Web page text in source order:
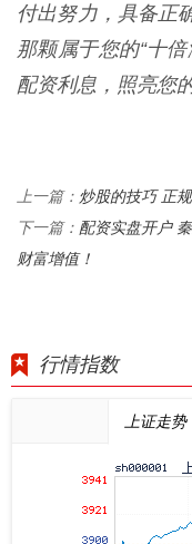
付出努力，具备正
那颗属于您的“十
配资利息，照亮您
上一篇： 炒股的技巧 正
下一篇： 配资实盘开户
财富增值！
行情指数
上证走势